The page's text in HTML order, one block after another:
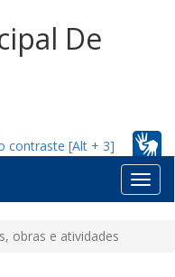
De
contraste [Alt + 3]
obras e atividades